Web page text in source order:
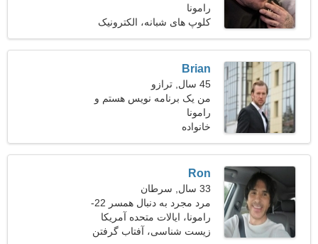
ملاقات کند 23-31
رامونا
کلوپ های شبانه، الکترونیک
Brian
45 سال, ترازو
من یک برنامه نویس هستم و
به دنبال یک زن زیبا هستم
رامونا
خانواده
Ron
33 سال, سرطان
مرد مجرد به دنبال همسر 22-
30
رامونا، ایالات متحده آمریکا
زیست شناسی، آفتاب گرفتن